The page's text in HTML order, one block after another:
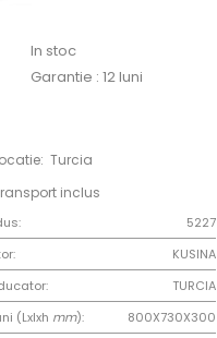
In stoc
Garantie : 12 luni
Turcia
inclus
5227
KUSINA
TURCIA
(Lxlxh mm):
800X730X300